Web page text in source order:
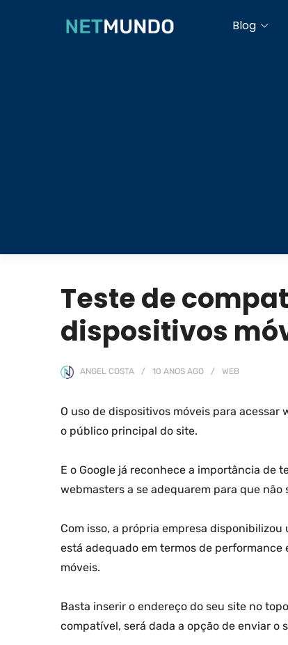
Blog
Teste de
dispositivos
ANGEL COSTA 10 ANOS AGO WEB
O uso de dispositivos móveis para
o público principal do site.
E o Google já reconhece a importância de
webmasters a se adequarem para que
Com isso, a própria empresa
está adequado em termos de
móveis.
Basta inserir o endereço do seu site no
compatível, será dada a opção de enviar o